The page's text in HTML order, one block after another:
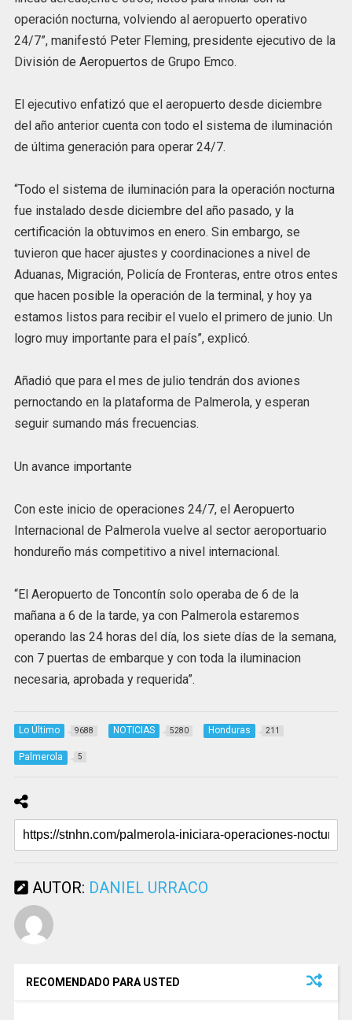
operación nocturna, volviendo al aeropuerto operativo
24/7”, manifestó Peter Fleming, presidente ejecutivo de la
División de Aeropuertos de Grupo Emco.
El ejecutivo enfatizó que el aeropuerto desde diciembre
del año anterior cuenta con todo el sistema de iluminación
de última generación para operar 24/7.
“Todo el sistema de iluminación para la operación nocturna
fue instalado desde diciembre del año pasado, y la
certificación la obtuvimos en enero. Sin embargo, se
tuvieron que hacer ajustes y coordinaciones a nivel de
Aduanas, Migración, Policía de Fronteras, entre otros entes
que hacen posible la operación de la terminal, y hoy ya
estamos listos para recibir el vuelo el primero de junio. Un
logro muy importante para el país”, explicó.
Añadió que para el mes de julio tendrán dos aviones
pernoctando en la plataforma de Palmerola, y esperan
seguir sumando más frecuencias.
Un avance importante
Con este inicio de operaciones 24/7, el Aeropuerto
Internacional de Palmerola vuelve al sector aeroportuario
hondureño más competitivo a nivel internacional.
“El Aeropuerto de Toncontín solo operaba de 6 de la
mañana a 6 de la tarde, ya con Palmerola estaremos
operando las 24 horas del día, los siete días de la semana,
con 7 puertas de embarque y con toda la iluminacion
necesaria, aprobada y requerida”.
Lo Último 9688 NOTICIAS 5280 Honduras 211
Palmerola 5
AUTOR: DANIEL URRACO
RECOMENDADO PARA USTED